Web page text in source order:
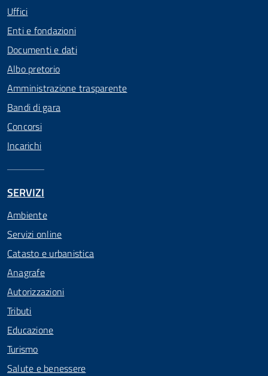
Uffici
Enti e fondazioni
Documenti e dati
Albo pretorio
Amministrazione trasparente
Bandi di gara
Concorsi
Incarichi
SERVIZI
Ambiente
Servizi online
Catasto e urbanistica
Anagrafe
Autorizzazioni
Tributi
Educazione
Turismo
Salute e benessere